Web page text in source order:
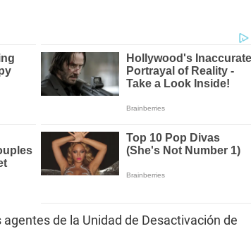
de la Unidad de Desactivación de